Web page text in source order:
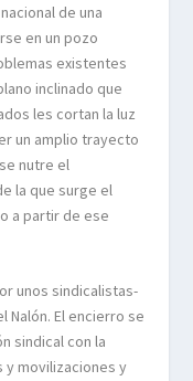
de una
en un pozo
existentes
inclinado que
les cortan la luz
un amplio trayecto
nutre el
la que surge el
a partir de ese
unos sindicalistas-
Nalón. El encierro se
sindical con la
y movilizaciones y